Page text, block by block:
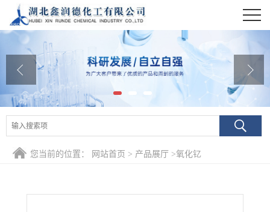
公司首页
公司介绍
公司动态
产品展厅
证书荣誉
您当前的位置： 网站首页 > 产品展厅 >氧化钇